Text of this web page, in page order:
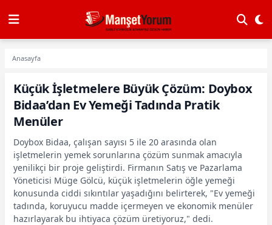
Anasayfa
Küçük İşletmelere Büyük Çözüm: Doybox
Bidaa’dan Ev Yemeği Tadında Pratik
Menüler
Doybox Bidaa, çalışan sayısı 5 ile 20 arasında olan
işletmelerin yemek sorunlarına çözüm sunmak amacıyla
yenilikçi bir proje geliştirdi. Firmanın Satış ve Pazarlama
Yöneticisi Müge Gölcü, küçük işletmelerin öğle yemeği
konusunda ciddi sıkıntılar yaşadığını belirterek, "Ev yemeği
tadında, koruyucu madde içermeyen ve ekonomik menüler
hazırlayarak bu ihtiyaca çözüm üretiyoruz," dedi.